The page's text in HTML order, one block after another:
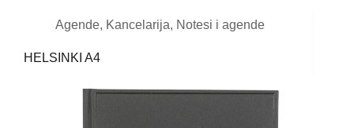
Agende, Kancelarija, Notesi i agende
HELSINKI A4